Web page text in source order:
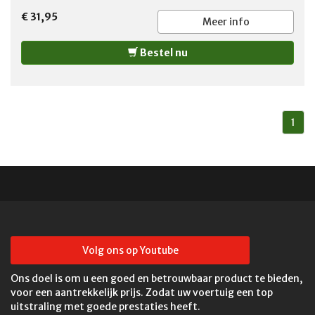
MERCURY MONTEREY 1965-1973
GRANADA 1981-1982 FORD LTD 1981-1986 FORD LTD
CROWN VICTORIA 1983-1990 FORD TEMPO 1984-1986
MERCURY COLONY PARK 1987-1990 MERCURY COUGAR
1981-1982 MERCURY GRAND MARQUIS 1981-1990
€ 31,95 Meer info
Bestel nu
1
Volg ons op Youtube
Ons doel is om u een goed en betrouwbaar product te bieden,
voor een aantrekkelijk prijs. Zodat uw voertuig een top
uitstraling met goede prestaties heeft.